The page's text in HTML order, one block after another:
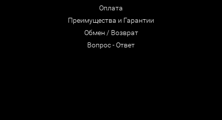
Оплата
Преимущества и Гарантии
Обмен / Возврат
Вопрос - Ответ